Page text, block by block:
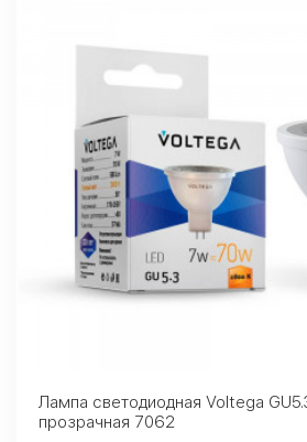
Лампа светодиодная Voltega
прозрачная 7062